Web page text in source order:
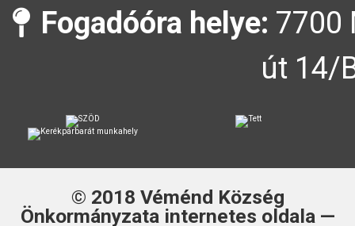
Fogadóóra helye: 7700
út 14/
© 2018 Véménd Község
Önkormányzatainternetes oldala —